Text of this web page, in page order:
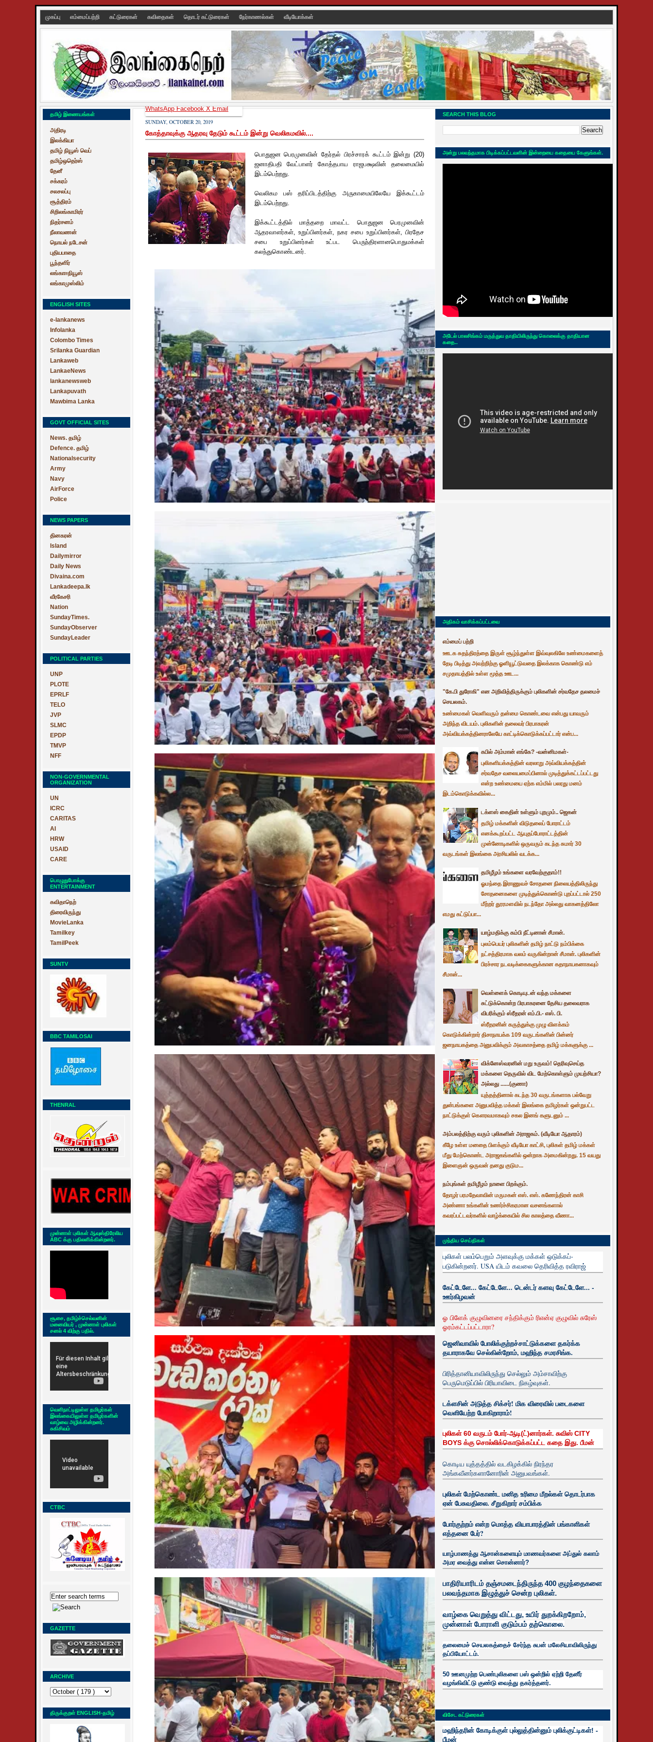
முகப்பு எம்மைப்பற்றி கட்டுரைகள் கவிதைகள் தொடர் கட்டுரைகள் நேர்காணல்கள் வீடியோக்கள்
தமிழ் இணையங்கள்
அதிரடி
இலக்கியா
தமிழ் நியூஸ் வெப்
தமிழ்ஒதெர்ஸ்
தேனீ
சக்கரம்
சலசலப்பு
சூத்திரம்
சிறிலங்காமிரர்
நிதர்சனம்
நீலாவணன்
நொயல் நடேசன்
புதியபாதை
பூந்தளிர்
லங்காஈநியூஸ்
லங்காமுஸ்லிம்
ENGLISH SITES
e-lankanews
Infolanka
Colombo Times
Srilanka Guardian
Lankaweb
LankaeNews
lankanewsweb
Lankapuvath
Mawbima Lanka
GOVT OFFICIAL SITES
News. தமிழ்
Defence. தமிழ்
Nationalsecurity
Army
Navy
AirForce
Police
NEWS PAPERS
தினகரன்
Island
Dailymirror
Daily News
Divaina.com
Lankadeepa.lk
வீரகேசரி
Nation
SundayTimes.
SundayObserver
SundayLeader
POLITICAL PARTIES
UNP
PLOTE
EPRLF
TELO
JVP
SLMC
EPDP
TMVP
NFF
NON-GOVERNMENTAL
ORGANIZATION
UN
ICRC
CARITAS
AI
HRW
USAID
CARE
பொழுதுபோக்கு
ENTERTAINMENT
கவிதாநெற்
திரைவிருந்து
MovieLanka
Tamilkey
TamilPeek
SUNTV
BBC TAMILOSAI
THENRAL
முன்னாள் புலிகள் ஆவுஸ்திரேலிய
ABC க்கு பதிலளிக்கின்றனர்.
சூசை, தமிழ்ச்செல்வனின்
மனைவியர் , முன்னாள் புலிகள்
சனல் 4 விற்கு பதில்.
வெளிநாட்டிலுள்ள தமிழர்கள்
இலங்கையிலுள்ள தமிழர்களின்
வாழ்வை அழிக்கின்றனர்.
சுகிசிவம்
CTBC
GAZETTE
ARCHIVE
திருக்குறள் ENGLISH-தமிழ்
SUNDAY, OCTOBER 20, 2019
கோத்தாவுக்கு ஆதரவு தேடும் கூட்டம் இன்று வெலிகமவில்....
பொதுஜன பெரமுனவின் தேர்தல் பிரச்சாரக் கூட்டம் இன்று (20)
ஜனாதிபதி வேட்பாளர் கோத்தபாய ராஜபக்ஷவின் தலைமையில்
இடம்பெற்றது.
வெலிகம பஸ் தரிப்பிடத்திற்கு அருகாமையிலேயே இக்கூட்டம்
இடம்பெற்றது.
இக்கூட்டத்தில் மாத்தறை மாவட்ட பொதுஜன பெரமுனவின்
ஆதரவாளர்கள், உறுப்பினர்கள், நகர சபை உறுப்பினர்கள், பிரதேச
சபை உறுப்பினர்கள் உட்பட பெருந்திரளானபொதுமக்கள்
கலந்துகொண்டனர்.
WhatsAppFacebookXEmail
SEARCH THIS BLOG
அன்று பலவந்தமாக பிடிக்கப்பட்டவளின் இன்றையை கதையை கேளுங்கள்.
அடேல் பாலசிங்கம் மருத்துவ தாதியிலிருந்து கொலைக்கு தாதியான
கதை..
அதிகம் வாசிக்கப்பட்டவை
எம்மைப் பற்றி
ஊடக சுதந்திரத்தை இருள் சூழ்ந்துள்ள இவ்வுலகிலே உண்மைகளைத்
தேடி பிடித்து அவற்றிற்கு ஓளியூட்டுவதை இலக்காக கொண்டு எம்
சமுதாயத்தில் உள்ள மூத்த ஊட...
"கே.பி துரோகி" என அறிவித்திருக்கும் புலிகளின் சர்வதேச தலமைச்
செயலகம்.
உண்மைகள் வெளிவரும் தன்மை கொண்டவை என்பது யாவரும்
அறிந்த விடயம். புலிகளின் தலைவர் பிரபாகரன்
அவ்வியக்கத்தினராலேயே காட்டிக்கொடுக்கப்பட்டார் என்ப...
கபில் அம்மான் எங்கே? -வன்னிமகள்-
புலிகளியக்கத்தின் வரலாறு அவ்வியக்கத்தின்
சர்வதேச வலையமைப்பினால் முடித்துக்கட்டப்பட்டது
என்ற உண்மையை ஏற்க எம்மில் பலரது மனம்
இடம்கொடுக்கவில்ல...
டக்ளஸ் கைதின் உள்ளும் புறமும்.. ஜெகன்
தமிழ் மக்களின் விடுதலைப் போராட்டம்
எனக்கூறப்பட்ட ஆயுதப்போராட்டத்தின்
முன்னோடிகளில் ஒருவரும் கடந்த சுமார் 30
வருடங்கள் இலங்கை அரசியலில் வடக்க...
தமிழீழம் உங்களை வரவேற்குதாம்!!
ஓமந்தை இராணுவச் சோதனை நிலையத்திலிருந்து
சோதனைகளை முடித்துக்கொண்டு புறப்பட்டால் 250
மீற்றர் தூரமளவில் நடந்தோ அல்லது வாகனத்திலோ
எமது கட்டுப்பா...
யாழ்மதிக்கு கம்பி நீட்டினான் சீமான்.
புலம்பெயர் புலிகளின் தமிழ் நாட்டு நம்பிக்கை
நட்சத்திரமாக வலம் வருகின்றான் சீமான். புலிகளின்
பிரச்சார நடவடிக்கைகளுக்கான கதாநாயகனாகவும்
சீமான்...
வெள்ளைக் கொடியுடன் வந்த மக்களை
சுட்டுக்கொன்ற பிரபாகரனை தேசிய தலைவராக
விபரிக்கும் ஸ்ரீதரன் எம்.பி.- எஸ். பி.
ஸ்ரீதரனின் கருத்துக்கு முழு விளக்கம்
கொடுக்கின்றார் திசாநாயக்க 109 வருடங்களின் பின்னர்
ஜனநாயகத்தை அனுபவிக்கும் அவகாசத்தை தமிழ் மக்களுக்கு ...
விக்னேஸ்வரனின் மறு உருவம்! தெரிவுசெய்த
மக்களை தெருவில் விட மேற்கொள்ளும் முயற்சியா?
அல்லது ......(குணா)
யுத்தத்தினால் கடந்த 30 வருடங்களாக பல்வேறு
துன்பங்களை அனுபவித்த மக்கள் இலங்கை தமிழர்கள் ஒன்றுபட்ட
நாட்டுக்குள் கௌரவமாகவும் சகல இனங் களுடனும் ...
அம்பலத்திற்கு வரும் புலிகளின் அராஜகம். (வீடியோ ஆதாரம்)
கீழே உள்ள மனதை பிளக்கும் வீடியோ காட்சி, புலிகள் தமிழ் மக்கள்
மீது மேற்கொண்ட அராஜகங்களில் ஒன்றாக அமைகின்றது. 15 வயது
இளைஞன் ஒருவன் தனது குடும...
நம்புங்கள் தமிழீழம் நாளை பிறக்கும்.
தோழர் பரமதேவாவின் மருமகன் எஸ். எஸ். கணேந்திரன் காசி
அண்ணா உங்களின் உணர்ச்சிகரமான வசனங்களால்
கவரப்பட்டவர்களில் வாழ்க்கையில் சில காலத்தை வீணா...
முந்திய செய்திகள்
புலிகள் பலம்பெறும் அளவுக்கு மக்கள் ஒடுக்கப்-
படுகின்றனர். USA யிடம் கவலை தெரிவித்த ரவிராஜ்
கேட்டேளே... கேட்டேளே... டென்டர் களவு கேட்டேளே... -
ஊர்கிழவன்
ஓ பிளேக் குழுவினரை சந்திக்கும் ரிஎன்ஏ குழுவில் சுரேஸ்
ஓரம்கட்டப்பட்டாரா?
ஜெனிவாவில் போலிக்குற்றச்சாட்டுக்களை தகர்க்க
தயாராகவே செல்கின்றோம், மஹிந்த சமரசிங்க.
பிரித்தானியாவிலிருந்து செல்லும் அம்சாவிற்கு
பெருமெடுப்பில் பிரியாவிடை நிகழ்வுகள்.
டக்ளசின் அடுத்த சிக்சர்! மிக விரைவில் படைகளை
வெளியேற்ற போகிறாராம்!
புலிகள் 60 வருடம் போர்-ஆடி(ட்)னார்கள். சுவிஸ் CITY
BOYS க்கு சொல்லிக்கொடுக்கப்பட்ட கதை இது. பீமன்
கொடிய யுத்தத்தில் வடகிழக்கில் நிரந்தர
அங்கவீனர்களானோரின் அனுபவங்கள்.
புலிகள் மேற்கொண்ட மனித உரிமை மீறல்கள் தொடர்பாக
ஏன் பேசுவதிலை. சீறுகிறார் சம்பிக்க
போர்குற்றம் என்ற மொத்த வியாபாரத்தின் பங்காளிகள்
எத்தனை பேர்?
யாழ்பாணத்து ஆசான்களையும் மாணவர்களை அப்துல் கலாம்
அமர வைத்து என்ன சொன்னார்?
பாதிரியாரிடம் தஞ்சமடைந்திருந்த 400 குழந்தைகளை
பலவந்தமாக இழுத்துச் சென்ற புலிகள்.
வாழ்கை வெறுத்து விட்டது, உயிர் துறக்கிறறோம்,
முன்னாள் போராளி குடும்பம் தற்கொலை.
தலைமைச் செயலகத்தைச் சேர்ந்த சுபன் மலேசியாவிலிருந்து
தப்பியோட்டம்.
50 ஊனமுற்ற பெண்புலிகளை பஸ் ஒன்றில் ஏற்றி தேனீர்
வழங்கிவிட்டு குண்டு வைத்து தகர்த்தனர்.
விசேட கட்டுரைகள்
மஹிந்தரின் கோடிக்குள் புல்லுத்தின்னும் புலிக்குட்டிகள்! -
பீமன்